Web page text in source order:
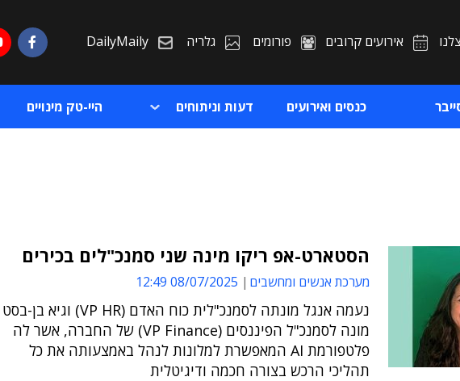
אירועים קרובים פורומים גלריה DailyMaily
כנסים ואירועים דעות וניתוחים היי-טק מינויים
הסטארט-אפ ריקו מינה שני סמנכ"לים בכירים
מערכת אנשים ומחשבים 08/07/2025 12:49
נעמה אנגל מונתה לסמנכ"לית כוח האדם (VP HR) וגיא בן-בסט
מונה לסמנכ"ל הפיננסים (VP Finance) של החברה, אשר לה
פלטפורמת AI המאפשרת למלונות לנהל באמצעותה את כל
תהליכי הרכש בצורה חכמה ודיגיטלית